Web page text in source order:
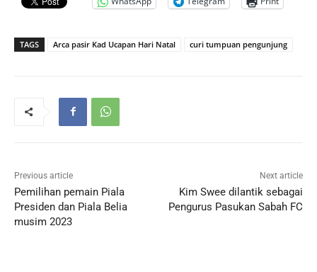
TAGS Arca pasir Kad Ucapan Hari Natal curi tumpuan pengunjung
Previous article
Pemilihan pemain Piala
Presiden dan Piala Belia
musim 2023
Next article
Kim Swee dilantik sebagai
Pengurus Pasukan Sabah FC